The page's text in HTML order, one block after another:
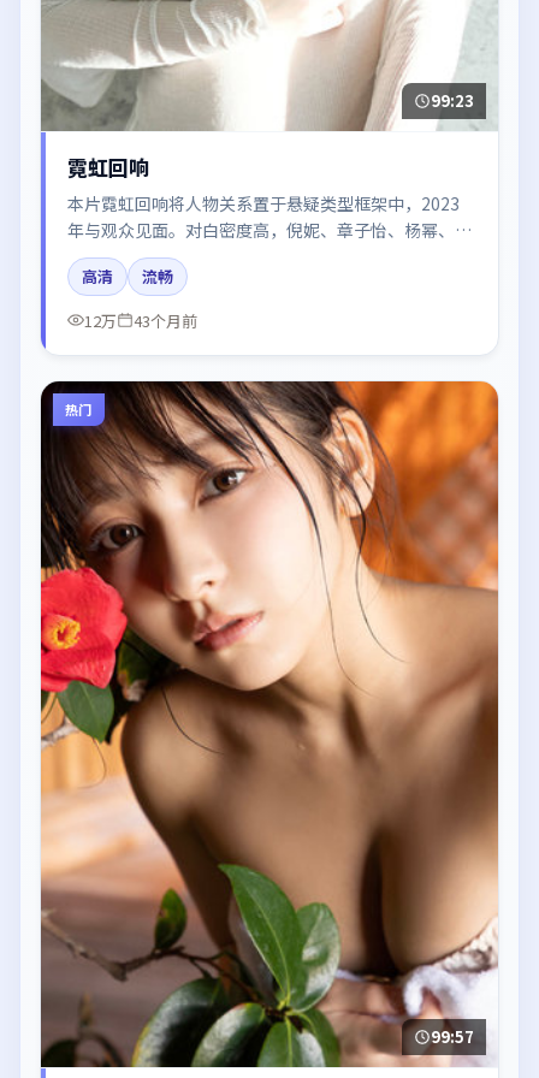
99:23
霓虹回响
本片霓虹回响将人物关系置于悬疑类型框架中，2023
年与观众见面。对白密度高，倪妮、章子怡、杨幂、胡
歌、肖战的台词节奏值得关注；整体气质偏英国都市与
冷色调摄影。
高清
流畅
12万
43个月前
热门
99:57